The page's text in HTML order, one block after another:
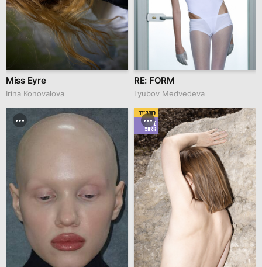
Miss Eyre
Irina Konovalova
RE: FORM
Lyubov Medvedeva
BEST FASHION
JUNE
2026